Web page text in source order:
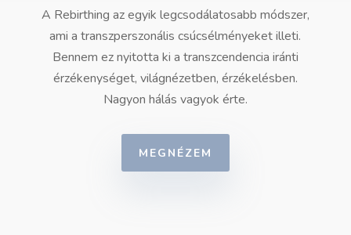
A Rebirthing az egyik legcsodálatosabb módszer,
ami a transzperszonális csúcsélményeket illeti.
Bennem ez nyitotta ki a transzcendencia iránti
érzékenységet, világnézetben, érzékelésben.
Nagyon hálás vagyok érte.
MEGNÉZEM